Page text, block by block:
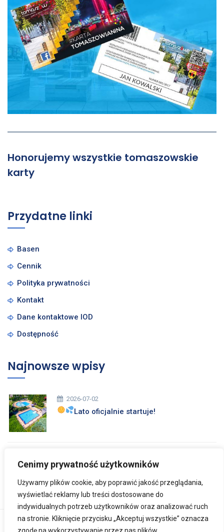
Cenimy prywatność użytkowników
Używamy plików cookie, aby poprawić jakość przeglądania,
wyświetlać reklamy lub treści dostosowane do
indywidualnych potrzeb użytkowników oraz analizować ruch
na stronie. Kliknięcie przycisku „Akceptuj wszystkie” oznacza
Honorujemy wszystkie tomaszowskie
karty
Przydatne linki
Basen
Cennik
Polityka prywatności
Kontakt
Dane kontaktowe IOD
Dostępność
Najnowsze wpisy
2026-07-02
Lato oficjalnie startuje!
Zdrowych i Wesołych Świąt Wielkanocnych
Copyright © 2024Ośrodek Rehabilitacji Dzieci